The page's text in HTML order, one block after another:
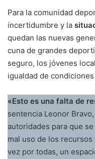
Para la comunidad
incertidumbre y la
quedan las nuevas
cuna de grandes
seguro, los jóvenes
igualdad de
«Esto es una falta de
sentencia Leonor
autoridades para que
mal uso de los
vez por todas, un